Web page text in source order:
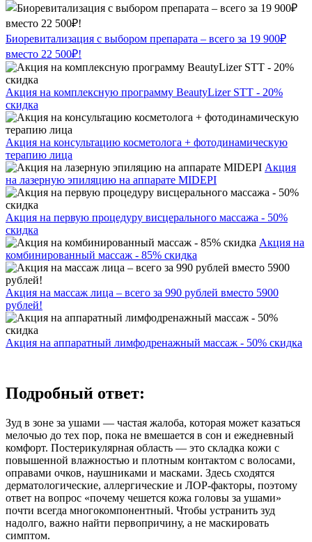
Биоревитализация с выбором препарата – всего за 19 900₽
вместо 22 500₽!
Акция на комплексную программу BeautyLizer STT - 20%
скидка
Акция на консультацию косметолога + фотодинамическую
терапию лица
Акция
на лазерную эпиляцию на аппарате MIDEPI
Акция на первую процедуру висцерального массажа - 50%
скидка
Акция на
комбинированный массаж - 85% скидка
Акция на массаж лица – всего за 990 рублей вместо 5900
рублей!
Акция на аппаратный лимфодренажный массаж - 50% скидка
Подробный ответ:
Зуд в зоне за ушами — частая жалоба, которая может казаться
мелочью до тех пор, пока не вмешается в сон и ежедневный
комфорт. Постерикулярная область — это складка кожи с
повышенной влажностью и плотным контактом с волосами,
оправами очков, наушниками и масками. Здесь сходятся
дерматологические, аллергические и ЛОР‑факторы, поэтому
ответ на вопрос «почему чешется кожа головы за ушами»
почти всегда многокомпонентный. Чтобы устранить зуд
надолго, важно найти первопричину, а не маскировать
симптом.